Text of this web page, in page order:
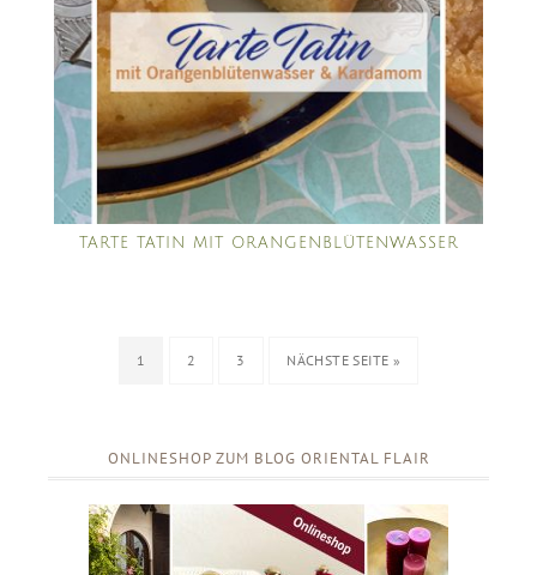
TARTE TATIN MIT ORANGENBLÜTENWASSER
1 2 3 NÄCHSTE SEITE »
ONLINESHOP ZUM BLOG ORIENTAL FLAIR